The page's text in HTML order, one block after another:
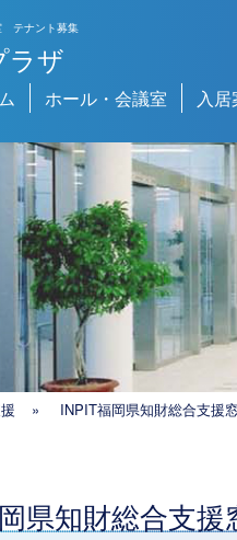
ョン
テナント募集
ラザ
ホール・会議室 入
» INPIT福岡県知財総合支援
県知財総合支